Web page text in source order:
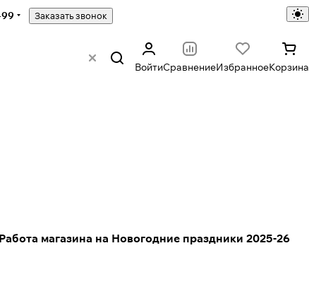
Заказать звонок
ВойтиСравнениеИзбранноеКорзина
Работа магазина на Новогодние праздники 2025-26